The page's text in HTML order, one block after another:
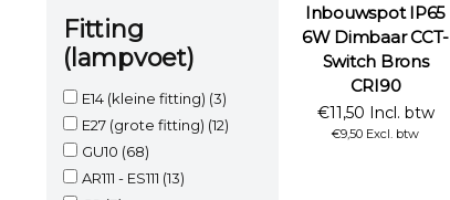
Fitting
(lampvoet)
E14 (kleine fitting) (3)
E27 (grote fitting) (12)
GU10 (68)
AR111 - ES111 (13)
Inbouwspot IP65
6W Dimbaar CCT-
Switch Brons
CRI90
€11,50 Incl. btw
€9,50 Excl. btw